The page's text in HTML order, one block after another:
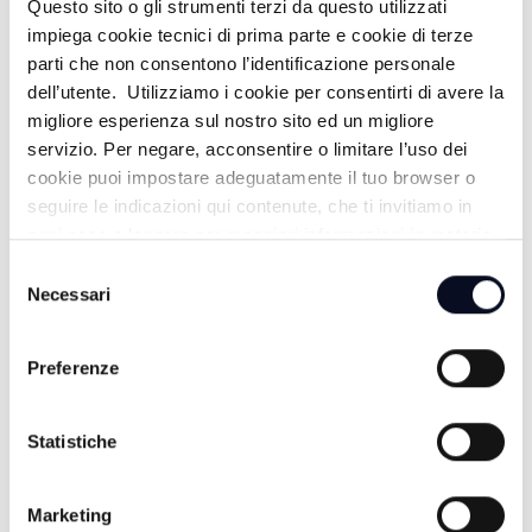
Questo sito o gli strumenti terzi da questo utilizzati
impiega cookie tecnici di prima parte e cookie di terze
parti che non consentono l’identificazione personale
dell’utente. Utilizziamo i cookie per consentirti di avere la
migliore esperienza sul nostro sito ed un migliore
servizio. Per negare, acconsentire o limitare l’uso dei
cookie puoi impostare adeguatamente il tuo browser o
seguire le indicazioni qui contenute, che ti invitiamo in
ogni caso a leggere per maggiori informazioni in materia
delNecessari
Preferenze
Statistiche
Marketing
IL VANGELO DELLA GIOIA - 14/06/2026
IL VANGELO DELLA GIOIA -
07/06/2026
IL VANGELO DELLA GIOIA - 31/05/2026
IL VANGELO DELLA GIOIA -